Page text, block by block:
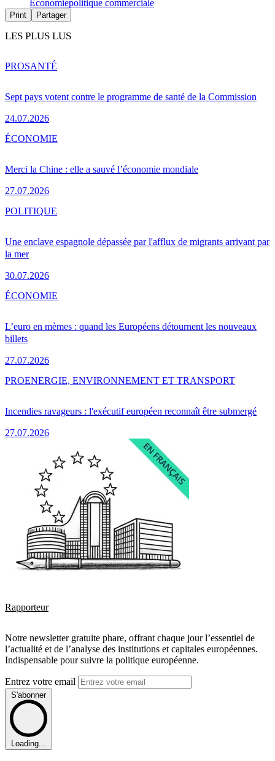
Économiepolitique commerciale
Print Partager
LES PLUS LUS
Sept pays votent contre le programme de santé de la Commission
24.07.2026
PROSANTÉ
Merci la Chine : elle a sauvé l’économie mondiale
27.07.2026
ÉCONOMIE
Une enclave espagnole dépassée par l'afflux de migrants arrivant par
la mer
30.07.2026
POLITIQUE
L’euro en mèmes : quand les Européens détournent les nouveaux
billets
27.07.2026
ÉCONOMIE
Incendies ravageurs : l'exécutif européen reconnaît être submergé
27.07.2026
PROENERGIE, ENVIRONNEMENT ET TRANSPORT
Rapporteur
Notre newsletter gratuite phare, offrant chaque jour l’essentiel de
l’actualité et de l’analyse des institutions et capitales européennes.
Indispensable pour suivre la politique européenne.
Entrez votre email
S'abonner
Loading...